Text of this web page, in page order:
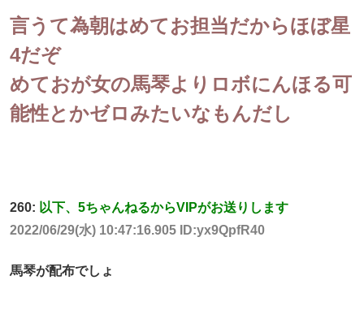
言うて為朝はめてお担当だからほぼ星
4だぞ
めておが女の馬琴よりロボにんほる可
能性とかゼロみたいなもんだし
260: 以下、5ちゃんねるからVIPがお送りします
2022/06/29(水) 10:47:16.905 ID:yx9QpfR40
馬琴が配布でしょ